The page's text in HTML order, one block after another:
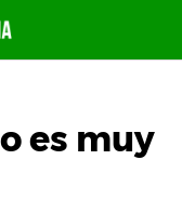
es muy